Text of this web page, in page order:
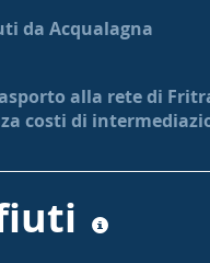
da Acqualagna
alla rete di
costi di